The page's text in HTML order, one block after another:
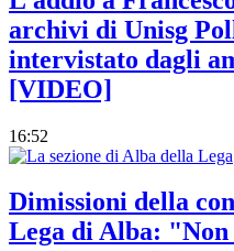
archivi di Unisg
intervistato dagli
[VIDEO]
16:52
Dimissioni della
Lega di Alba: